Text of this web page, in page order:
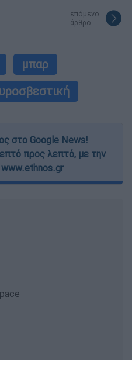
επόμενο
άρθρο
μπαρ
στο Google News!
προς λεπτό, με την